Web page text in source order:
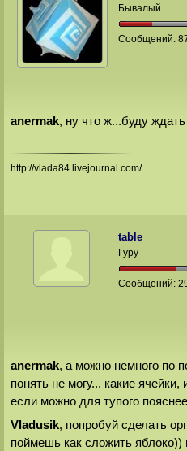
Бывалый
Сообщений:
anermak, ну что ж...буду ждать
http://vlada84.livejournal.com/
table
Гуру
Сообщений:
anermak, а можно немного по
понять не могу... какие
если можно для тупого
Vladusik, попробуй сделать
поймешь как сложить яблоко))